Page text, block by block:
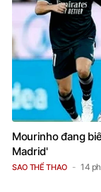
Mourinho đang
Madrid'
SAO THỂ THAO 14